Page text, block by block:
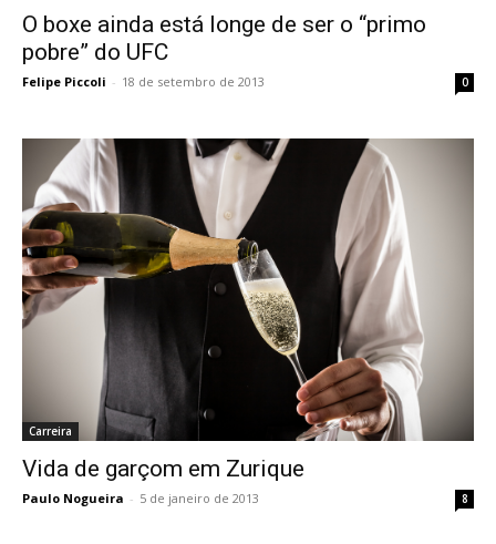
O boxe ainda está longe de ser o “primo
pobre” do UFC
Felipe Piccoli - 18 de setembro de 2013 0
Carreira
Vida de garçom em Zurique
Paulo Nogueira - 5 de janeiro de 2013 8